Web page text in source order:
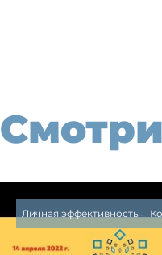
Личная эффективность